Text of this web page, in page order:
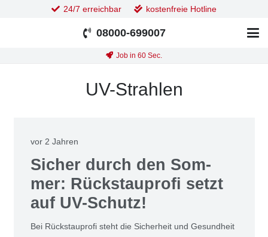
24/7 erreichbar kostenfreie Hotline
08000-699007
Job in 60 Sec.
UV-Strahlen
vor 2 Jahren
Sicher durch den Som­
mer: Rück­stau­pro­fi setzt
auf UV-Schutz!
Bei Rück­stau­pro­fi steht die Sicher­heit und Gesund­heit